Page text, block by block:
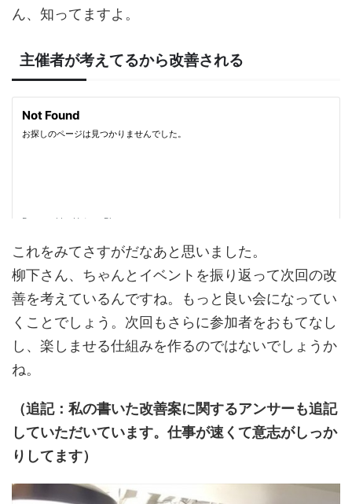
ん、知ってますよ。
主催者が考えてるから改善される
これをみてさすがだなあと思いました。
柳下さん、ちゃんとイベントを振り返って次回の改
善を考えているんですね。もっと良い会になってい
くことでしょう。次回もさらに参加者をおもてなし
し、楽しませる仕組みを作るのではないでしょうか
ね。
（追記：私の書いた改善案に関するアンサーも追記
していただいています。仕事が速くて意志がしっか
りしてます）